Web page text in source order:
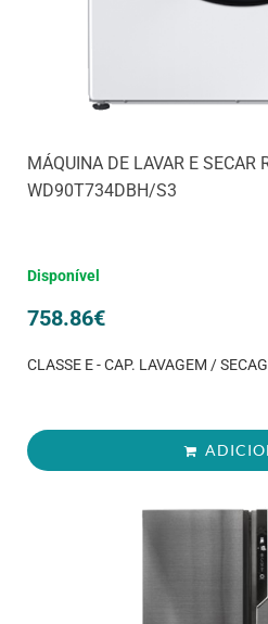
MÁQUINA DE LAVAR E SECAR
WD90T734DBH/S3
Disponível
758.86€
CLASSE E - CAP. LAVAGEM /